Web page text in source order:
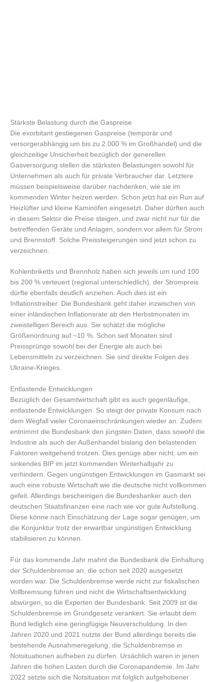
Stärkste Belastung durch die Gaspreise
Die exorbitant gestiegenen Gaspreise (temporär und
versorgerabhängig um bis zu 2.000 % im Großhandel) und die
gleichzeitige Unsicherheit bezüglich der generellen
Gasversorgung stellen die stärksten Belastungen sowohl für
Unternehmen als auch für private Verbraucher dar. Letztere
müssen beispielsweise darüber nachdenken, wie sie im
kommenden Winter heizen werden. Schon jetzt hat ein Run auf
Heizlüfter und kleine Kaminöfen eingesetzt. Daher dürften auch
in diesem Sektor die Preise steigen, und zwar nicht nur für die
betreffenden Geräte und Anlagen, sondern vor allem für Strom
und Brennstoff. Solche Preissteigerungen sind jetzt schon zu
verzeichnen.
Kohlenbriketts und Brennholz haben sich jeweils um rund 100
bis 200 % verteuert (regional unterschiedlich), der Strompreis
dürfte ebenfalls deutlich anziehen. Auch dies ist ein
Inflationstreiber. Die Bundesbank geht daher inzwischen von
einer inländischen Inflationsrate ab den Herbstmonaten im
zweistelligen Bereich aus. Sie schätzt die mögliche
Größenordnung auf ~10 %. Schon seit Monaten sind
Preissprünge sowohl bei der Energie als auch bei
Lebensmitteln zu verzeichnen. Sie sind direkte Folgen des
Ukraine-Krieges.
Entlastende Entwicklungen
Bezüglich der Gesamtwirtschaft gibt es auch gegenläufige,
entlastende Entwicklungen. So steigt der private Konsum nach
dem Wegfall vieler Coronaeinschränkungen wieder an. Zudem
entnimmt die Bundesbank den jüngsten Daten, dass sowohl die
Industrie als auch der Außenhandel bislang den belastenden
Faktoren weitgehend trotzen. Dies genüge aber nicht, um ein
sinkendes BIP im jetzt kommenden Winterhalbjahr zu
verhindern. Gegen ungünstigen Entwicklungen im Gasmarkt sei
auch eine robuste Wirtschaft wie die deutsche nicht vollkommen
gefeit. Allerdings bescheinigen die Bundesbanker auch den
deutschen Staatsfinanzen eine nach wie vor gute Aufstellung.
Diese könne nach Einschätzung der Lage sogar genügen, um
die Konjunktur trotz der erwartbar ungünstigen Entwicklung
stabilisieren zu können.
Für das kommende Jahr mahnt die Bundesbank die Einhaltung
der Schuldenbremse an, die schon seit 2020 ausgesetzt
worden war. Die Schuldenbremse werde nicht zur fiskalischen
Vollbremsung führen und nicht die Wirtschaftsentwicklung
abwürgen, so die Experten der Bundesbank. Seit 2009 ist die
Schuldenbremse im Grundgesetz verankert. Sie erlaubt dem
Bund lediglich eine geringfügige Neuverschuldung. In den
Jahren 2020 und 2021 nutzte der Bund allerdings bereits die
bestehende Ausnahmeregelung, die Schuldenbremse in
Notsituationen aufheben zu dürfen. Ursächlich waren in jenen
Jahren die hohen Lasten durch die Coronapandemie. Im Jahr
2022 setzte sich die Notsituation mit folglich aufgehobener